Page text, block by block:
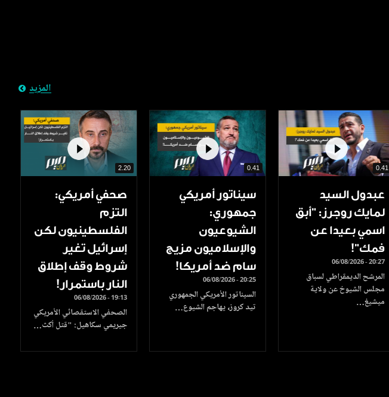
المزيد
0.41
عبدول السيد
لمايك روجرز: "أبق
اسمي بعيدا عن
فمك"!
06/08/2026 - 20:27
المرشح الديمقراطي لسباق
مجلس الشيوخ عن ولاية
ميشيغ…
0.41
سيناتور أمريكي
جمهوري:
الشيوعيون
والإسلاميون مزيج
سام ضد أمريكا!
06/08/2026 - 20:25
السيناتور الأمريكي الجمهوري
تيد كروز، يهاجم الشيوع…
2.20
صحفي أمريكي:
التزم
الفلسطينيون لكن
إسرائيل تغير
شروط وقف إطلاق
النار باستمرار!
06/08/2026 - 19:13
الصحفي الاستقصائي الأمريكي
جيريمي سكاهيل: "قتل أكث…